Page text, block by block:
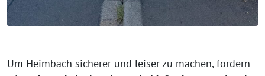
Um Heimbach sicherer und leiser zu machen, fordern